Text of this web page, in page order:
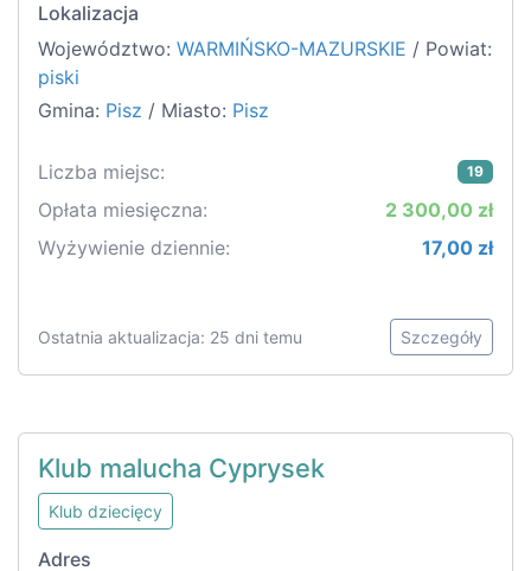
Lokalizacja
Województwo: WARMIŃSKO-MAZURSKIE / Powiat:
piski
Gmina: Pisz / Miasto: Pisz
Liczba miejsc: 19
Opłata miesięczna:
2 300,00 zł
Wyżywienie dziennie:
17,00 zł
Ostatnia aktualizacja: 25 dni temu Szczegóły
Klub malucha Cyprysek
Klub dziecięcy
Adres